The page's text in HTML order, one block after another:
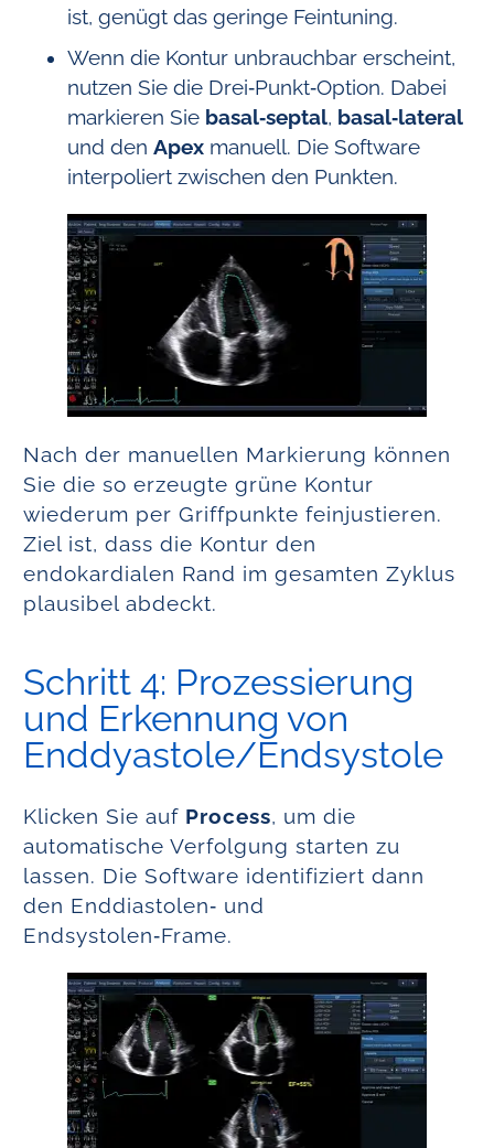
ist, genügt das geringe Feintuning.
Wenn die Kontur unbrauchbar erscheint,
nutzen Sie die Drei‑Punkt‑Option. Dabei
markieren Sie basal‑septal, basal‑lateral
und den Apex manuell. Die Software
interpoliert zwischen den Punkten.
Nach der manuellen Markierung können
Sie die so erzeugte grüne Kontur
wiederum per Griffpunkte feinjustieren.
Ziel ist, dass die Kontur den
endokardialen Rand im gesamten Zyklus
plausibel abdeckt.
Schritt 4: Prozessierung
und Erkennung von
Enddyastole/Endsystole
Klicken Sie auf Process, um die
automatische Verfolgung starten zu
lassen. Die Software identifiziert dann
den Enddiastolen‑ und
Endsystolen‑Frame.